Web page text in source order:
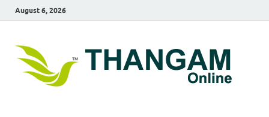
August 6, 2026